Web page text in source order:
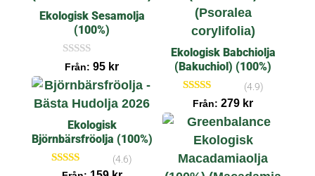
s
o
e
r
Ekologisk Sesamolja
(100%)
I
n
g
r
c
e
s
i
Från:95 kr
Ekologisk Babchiolja
(Bakuchiol) (100%)
Betygsatt
4.86
av 5
(4.9)
Från:279 kr
Ekologisk
Björnbärsfröolja (100%)
Betygsatt
(4.6)